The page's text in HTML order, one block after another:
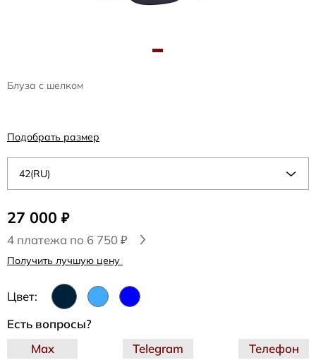
Блуза с шелком
27 000 ₽
4 платежа по 6 750 ₽
Получить лучшую цену
Цвет:
42(RU)
Подобрать размер
Есть вопросы?
Telegram
Max Телефон